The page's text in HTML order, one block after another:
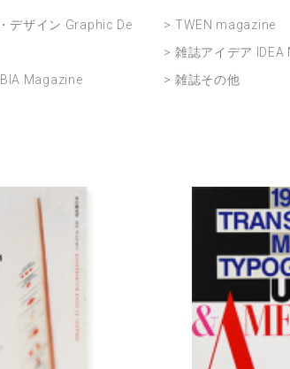
デザイン Graphic De
> TWEN magazine
> 雑誌アイデア IDEA
Magazine
> 雑誌その他